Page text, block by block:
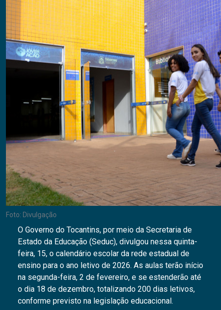
Foto: Divulgação
O Governo do Tocantins, por meio da Secretaria de
Estado da Educação (Seduc), divulgou nessa quinta-
feira, 15, o calendário escolar da rede estadual de
ensino para o ano letivo de 2026. As aulas terão início
na segunda-feira, 2 de fevereiro, e se estenderão até
o dia 18 de dezembro, totalizando 200 dias letivos,
conforme previsto na legislação educacional.